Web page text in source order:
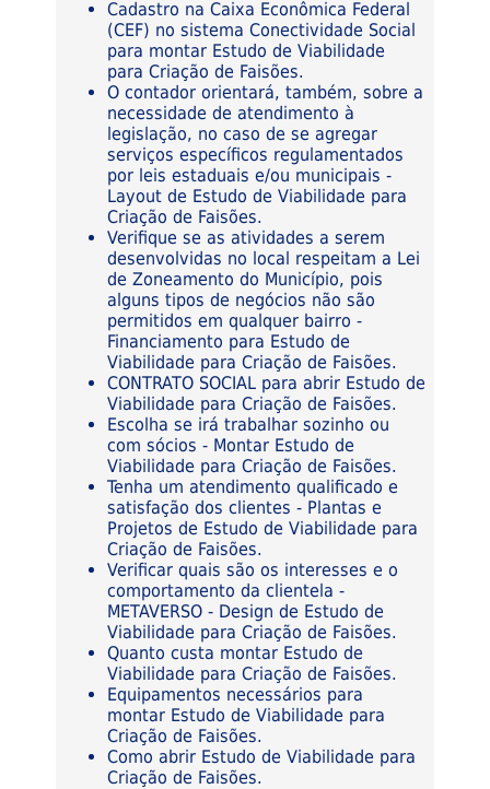
Cadastro na Caixa Econômica Federal
(CEF) no sistema Conectividade Social
para montar Estudo de Viabilidade
para Criação de Faisões.
O contador orientará, também, sobre a
necessidade de atendimento à
legislação, no caso de se agregar
serviços específicos regulamentados
por leis estaduais e/ou municipais -
Layout de Estudo de Viabilidade para
Criação de Faisões.
Verifique se as atividades a serem
desenvolvidas no local respeitam a Lei
de Zoneamento do Município, pois
alguns tipos de negócios não são
permitidos em qualquer bairro -
Financiamento para Estudo de
Viabilidade para Criação de Faisões.
CONTRATO SOCIAL para abrir Estudo de
Viabilidade para Criação de Faisões.
Escolha se irá trabalhar sozinho ou
com sócios - Montar Estudo de
Viabilidade para Criação de Faisões.
Tenha um atendimento qualificado e
satisfação dos clientes - Plantas e
Projetos de Estudo de Viabilidade para
Criação de Faisões.
Verificar quais são os interesses e o
comportamento da clientela -
METAVERSO - Design de Estudo de
Viabilidade para Criação de Faisões.
Quanto custa montar Estudo de
Viabilidade para Criação de Faisões.
Equipamentos necessários para
montar Estudo de Viabilidade para
Criação de Faisões.
Como abrir Estudo de Viabilidade para
Criação de Faisões.